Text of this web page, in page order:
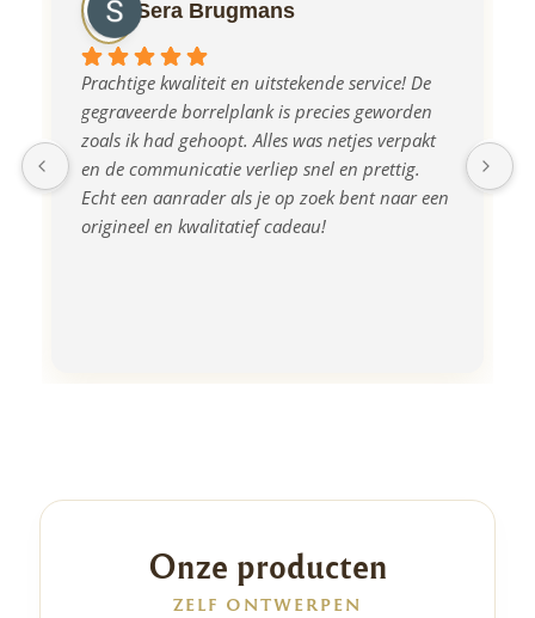
Sera Brugmans
Prachtige kwaliteit en uitstekende service! De
gegraveerde borrelplank is precies geworden
zoals ik had gehoopt. Alles was netjes verpakt
en de communicatie verliep snel en prettig.
Echt een aanrader als je op zoek bent naar een
origineel en kwalitatief cadeau!
Onze producten
ZELF ONTWERPEN